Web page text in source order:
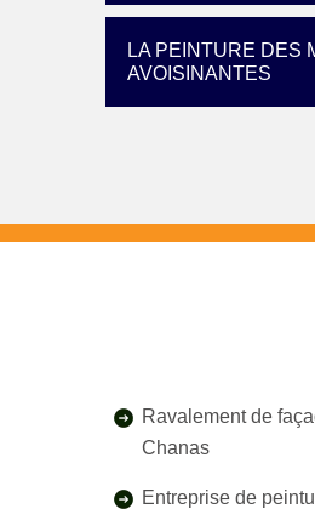
LA PEINTURE DES
AVOISINANTES
Ravalement de
Chanas
Entreprise de